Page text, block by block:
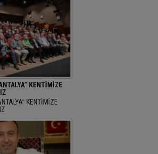
KENTİMİZE
KENTİMİZE